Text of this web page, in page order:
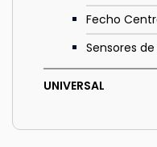
Fecho
Sensores
UNIVERSAL